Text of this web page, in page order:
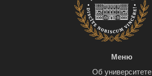
Меню
Об университете